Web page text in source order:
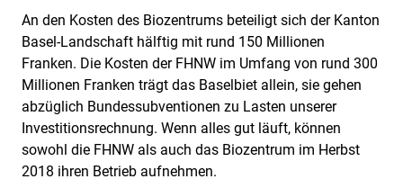
An den Kosten des Biozentrums beteiligt sich der Kanton
Basel-Landschaft hälftig mit rund 150 Millionen
Franken. Die Kosten der FHNW im Umfang von rund 300
Millionen Franken trägt das Baselbiet allein, sie gehen
abzüglich Bundessubventionen zu Lasten unserer
Investitionsrechnung. Wenn alles gut läuft, können
sowohl die FHNW als auch das Biozentrum im Herbst
2018 ihren Betrieb aufnehmen.